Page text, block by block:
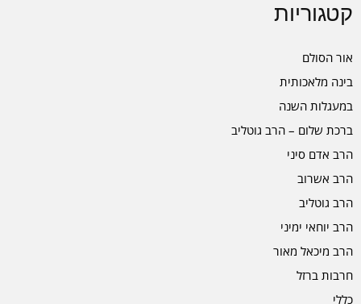
קטגוריות
אור הסולם
בינה מלאכותית
במעגלות השנה
ברכת שלום – הרב גוטליב
הרב אדם סיני
הרב אשרוב
הרב גוטליב
הרב יוחאי ימיני
הרב מיכאל מאור
חרבות ברזל
כללי